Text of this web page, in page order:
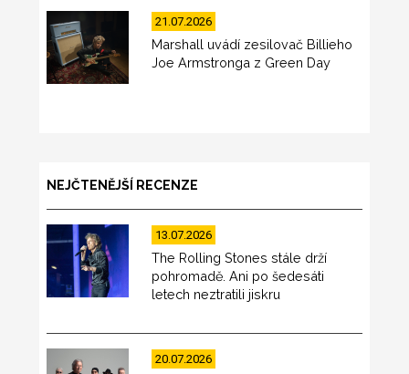
21.07.2026
Marshall uvádí zesilovač Billieho
Joe Armstronga z Green Day
NEJČTENĚJŠÍ RECENZE
13.07.2026
The Rolling Stones stále drží
pohromadě. Ani po šedesáti
letech neztratili jiskru
20.07.2026